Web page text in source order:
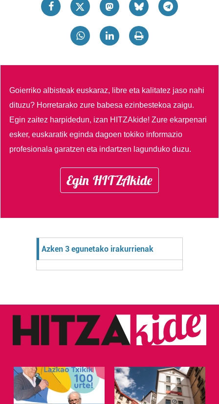
Goierriko albisteak euskaraz, libre eta kalitatez jaso nahi
dituzu? Horretarako zure babesa ezinbestekoa zaigu.
Egin zaitez harpidedun, izan HITZAkide!Zure ekarpenari
esker, euskaratik eginda dagoen tokiko informazio
profesionala garatzen eta indartzen lagunduko duzu.
Egin HITZAkide
Azken 3 egunetako irakurrienak